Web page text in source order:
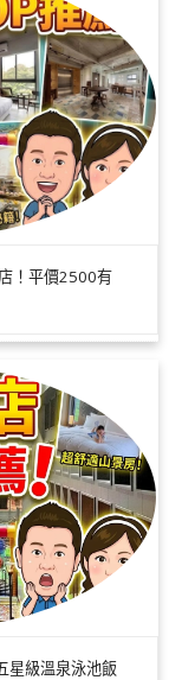
！平價2500有
星級溫泉泳池飯